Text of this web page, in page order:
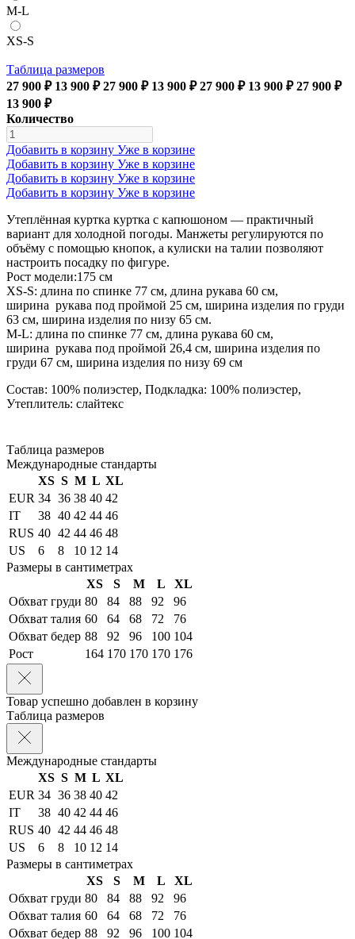
M-L
XS-S
Таблица размеров
27 900 ₽ 13 900 ₽ 27 900 ₽ 13 900 ₽ 27 900 ₽ 13 900 ₽ 27 900 ₽
13 900 ₽
Количество
Добавить в корзину Уже в корзине
Добавить в корзину Уже в корзине
Добавить в корзину Уже в корзине
Добавить в корзину Уже в корзине
Утеплённая куртка куртка с капюшоном — практичный
вариант для холодной погоды. Манжеты регулируются по
объёму с помощью кнопок, а кулиски на талии позволяют
настроить посадку по фигуре.
Рост модели:175 см
XS-S: длина по спинке 77 см, длина рукава 60 см,
ширина рукава под проймой 25 см, ширина изделия по груди
63 см, ширина изделия по низу 65 см.
М-L: длина по спинке 77 см, длина рукава 60 см,
ширина рукава под проймой 26,4 см, ширина изделия по
груди 67 см, ширина изделия по низу 69 см
Состав: 100% полиэстер, Подкладка: 100% полиэстер,
Утеплитель: слайтекс
Таблица размеров
Международные стандарты
XS S M L XL
EUR 34 36 38 40 42
IT
38 40 42 44 46
RUS 40 42 44 46 48
US
6 8 10 12 14
Размеры в сантиметрах
XS
S M L
XL
Обхват груди 80 84 88 92
96
Обхват талия 60 64 68 72
76
Обхват бедер 88 92 96 100 104
Рост
164 170 170 170 176
Товар успешно добавлен в корзину
Таблица размеров
Международные стандарты
XS S M L XL
EUR 34 36 38 40 42
IT
38 40 42 44 46
RUS 40 42 44 46 48
US
6 8 10 12 14
Размеры в сантиметрах
XS
S M L
XL
Обхват груди 80 84 88 92
96
Обхват талия 60 64 68 72
76
Обхват бедер 88 92 96 100 104